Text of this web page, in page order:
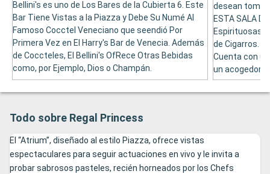
Bellini's es uno de Los Bares de la Cubierta 6. Este
Bar Tiene Vistas a la Piazza y Debe Su Numé Al
Famoso Cocctel Veneciano que seendió Por
Primera Vez en El Harry's Bar de Venecia. Además
de Coccteles, El Bellini's OfRece Otras Bebidas
como, por Ejemplo, Dios o Champán.
desean tomar
ESTA SALA
Espirituosas
de Cigarros.
Cuenta con
un acogedor
Todo sobre Regal Princess
El “Atrium”, diseñado al estilo Piazza, ofrece vistas
espectaculares para seguir actuaciones en vivo y le invita a
probar sabrosos pasteles, recién horneados por los Chefs